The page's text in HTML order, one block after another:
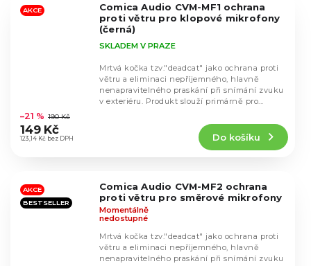
hvězdiček.
AKCE
Comica Audio CVM-MF1 ochrana
proti větru pro klopové mikrofony
(černá)
hodnocení
produktu
je
hvězdiček.
SKLADEM V PRAZE
123,14 Kč bez DPH
–21 % 190 Kč
149 Kč
Do košíku
Mrtvá kočka tzv."deadcat" jako ochrana proti
větru a eliminaci nepříjemného, hlavně
nenapravitelného praskání při snímání zvuku
v exteriéru. Produkt slouží primárně pro...
AKCE
BESTSELLER
Comica Audio CVM-MF2 ochrana
proti větru pro směrové mikrofony
Momentálně
nedostupné
Mrtvá kočka tzv."deadcat" jako ochrana proti
větru a eliminaci nepříjemného, hlavně
nenapravitelného praskání při snímání zvuku